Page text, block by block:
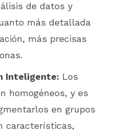
de datos y
más detallada
más precisas
Inteligente: Los
homogéneos, y es
en grupos
características,